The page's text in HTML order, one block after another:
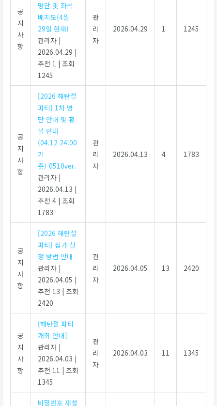
공
지
사
항
명단 및 좌석
배치도(4월
29일 현재)
관리자 |
2026.04.29 |
추천 1 | 조회
1245
관
리
자
2026.04.29 1 1245
공
지
사
항
[2026 해탄절
파티] 1차 명
단 안내 및 환
불 안내
(04.12 24:00
기
준)-0510ver.
관리자 |
2026.04.13 |
추천 4 | 조회
1783
관
리
자
2026.04.13 4 1783
공
지
사
항
[2026 해탄절
파티] 참가 신
청 방법 안내
관리자 |
2026.04.05 |
추천 13 | 조회
2420
관
리
자
2026.04.05 13 2420
공
지
사
항
[해탄절 파티
개최 안내]
관리자 |
2026.04.03 |
추천 11 | 조회
1345
관
리
자
2026.04.03 11 1345
비밀번호 재설